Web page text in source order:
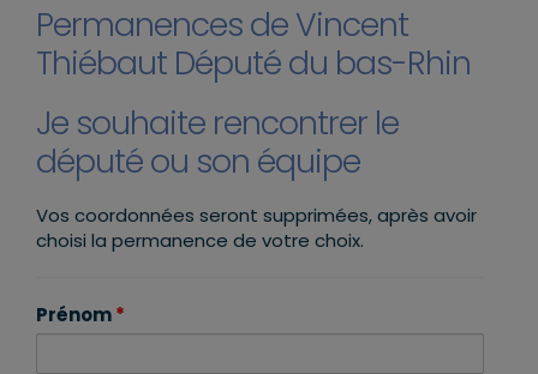
Permanences de Vincent
Thiébaut Député du bas-Rhin
Je souhaite rencontrer le
député ou son équipe
Vos coordonnées seront supprimées, après avoir
choisi la permanence de votre choix.
Prénom*